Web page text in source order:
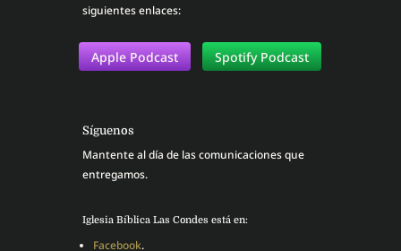
siguientes enlaces:
Apple Podcast Spotify Podcast
Síguenos
Mantente al día de las comunicaciones que
entregamos.
Iglesia Bíblica Las Condes está en:
Facebook.